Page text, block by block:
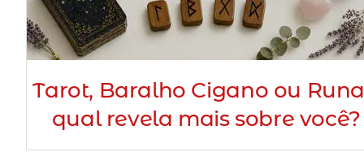
Tarot, Baralho Cigano ou
qual revela mais sobre você?